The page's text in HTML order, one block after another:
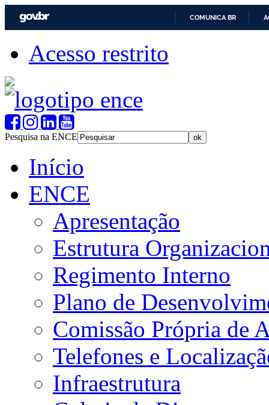
COMUNICA BR
Acesso restrito
Pesquisa na ENCE
Início
ENCE
Apresentação
Estrutura
Regimento Interno
Plano de
Comissão Própria de
Telefones e
Infraestrutura